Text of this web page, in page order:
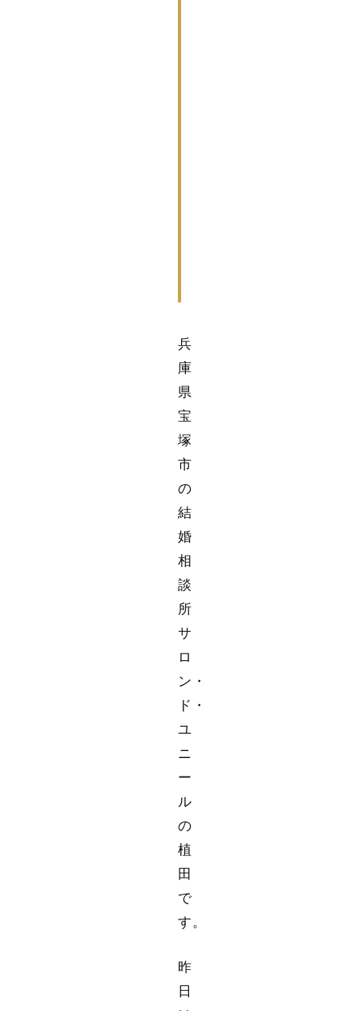
兵
庫
県
宝
塚
市
の
結
婚
相
談
所
サ
ロ
ン・
ド・
ユ
ニ
ー
ル
の
植
田
で
す。
昨
日